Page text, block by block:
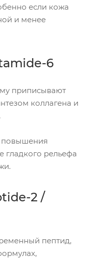
если кожа
и менее
6
приписывают
коллагена и
повышения
гладкого рельефа
2 /
пептид,